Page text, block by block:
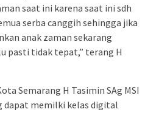
saat ini karena saat ini sdh
serba canggih sehingga jika
anak zaman sekarang
pasti tidak tepat,” terang H
Semarang H Tasimin SAg MSI
dapat memilki kelas digital